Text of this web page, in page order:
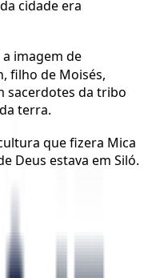
cidade era
imagem de
filho de Moisés,
sacerdotes da tribo
terra.
que fizera Mica
Deus estava em Siló.